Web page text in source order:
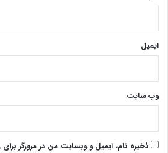
ایمیل
وب‌ سایت
ذخیره نام، ایمیل و وبسایت من در مرورگر